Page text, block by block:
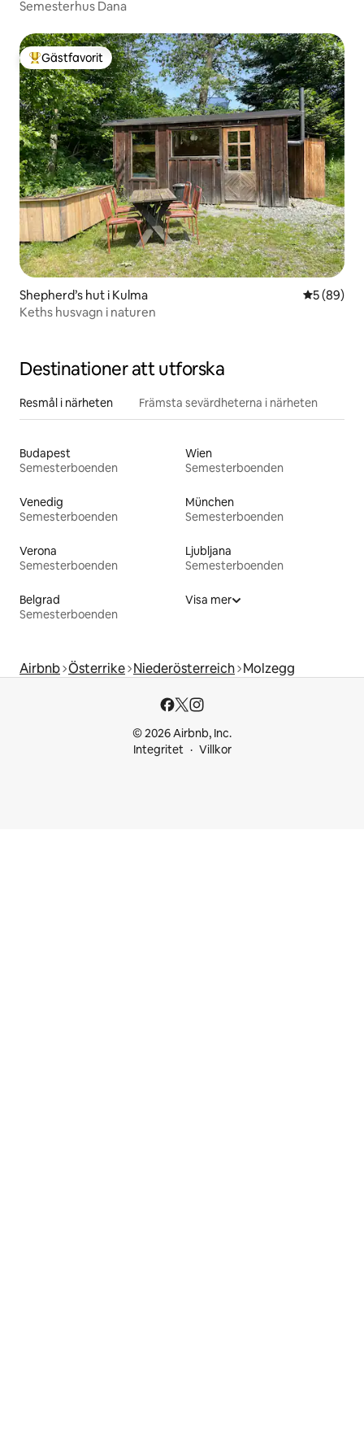
Semesterhus Dana
Populär gästfavorit
Gästfavorit
Shepherd’s hut i Kulma 5 av 5 i
5 (89)
Keths husvagn i naturen
Destinationer att utforska
Resmål i närheten Främsta sevärdheterna i närheten
Budapest
Semesterboenden
Wien
Semesterboenden
Venedig
Semesterboenden
München
Semesterboenden
Verona
Semesterboenden
Ljubljana
Semesterboenden
Belgrad
Semesterboenden
Visa mer
Airbnb Österrike Niederösterreich Molzegg
© 2026 Airbnb, Inc.
Integritet
Villkor